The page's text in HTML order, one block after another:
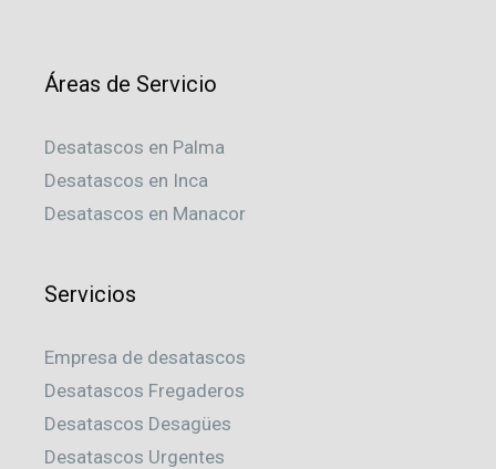
Áreas de Servicio
Desatascos en Palma
Desatascos en Inca
Desatascos en Manacor
Servicios
Empresa de desatascos
Desatascos Fregaderos
Desatascos Desagües
Desatascos Urgentes